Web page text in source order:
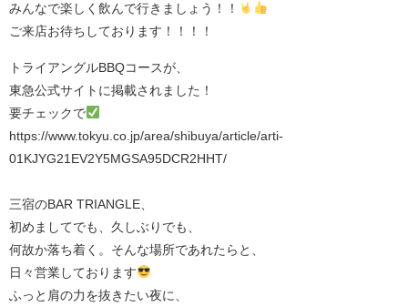
みんなで楽しく飲んで行きましょう！！
ご来店お待ちしております！！！！
トライアングルBBQコースが、
東急公式サイトに掲載されました！
要チェックで
https://www.tokyu.co.jp/area/shibuya/article/arti-
01KJYG21EV2Y5MGSA95DCR2HHT/⁡
三宿のBAR TRIANGLE、
初めましてでも、久しぶりでも、
何故か落ち着く。そんな場所であれたらと、
日々営業しております
ふっと肩の力を抜きたい夜に、